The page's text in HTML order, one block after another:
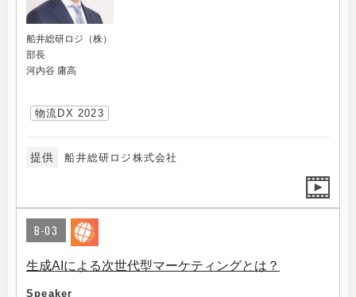
船井総研ロジ（株）
部長
河内谷 庸高
物流DX 2023
提供 船井総研ロジ株式会社
B-03
生成AIによる次世代型マーケティングとは？
Speaker